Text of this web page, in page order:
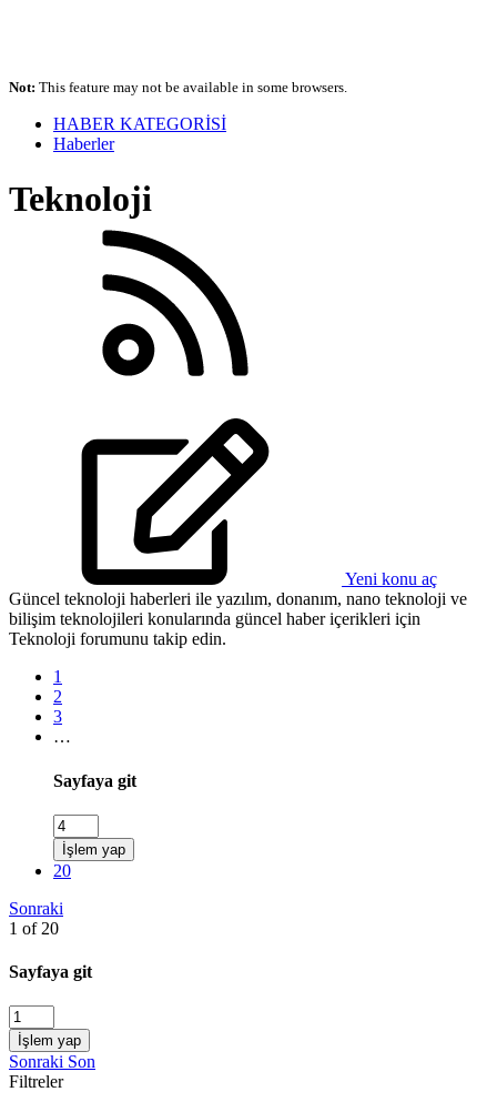
Not: This feature may not be available in some browsers.
HABER KATEGORİSİ
Haberler
Teknoloji
Yeni konu aç
Güncel teknoloji haberleri ile yazılım, donanım, nano teknoloji ve
bilişim teknolojileri konularında güncel haber içerikleri için
Teknoloji forumunu takip edin.
1
2
3
…
Sayfaya git
İşlem yap
20
Sonraki
1 of 20
Sayfaya git
İşlem yap
Sonraki Son
Filtreler